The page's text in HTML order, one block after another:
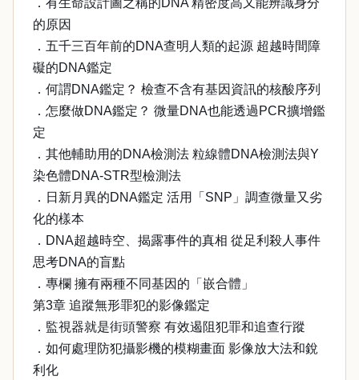
．有生命設計圖之稱的DNA 精密度高又能辨識身分
的原因
．五千三百年前的DNA查明人類的起源 超越時間障
礙的DNA鑑定
．何謂DNA鑑定？ 檢查不含有基因資訊的核酸序列
．怎麼做DNA鑑定？ 微量DNA也能透過PCR擴增鑑
定
．其他輔助用的DNA檢測法 粒線體DNA檢測法與Y
染色體DNA-STR型檢測法
．日新月異的DNA鑑定 活用「SNP」調查微量又劣
化的樣本
．DNA超越時空、揭露事件的真相 從足利殺人事件
思考DNA的盲點
．專欄 擁有兩種不同基因的「嵌合體」
第3章 追蹤無形罪犯的影像鑑定
．監視器就是街頭警察 有效遏阻犯罪和追查行蹤
．如何處理防犯攝影機的模糊畫面 影像放大法和銳
利化